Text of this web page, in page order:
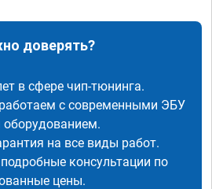
доверять?
в сфере чип-тюнинга.
с современными ЭБУ
оборудованием.
на все виды работ.
консультации по
цены.